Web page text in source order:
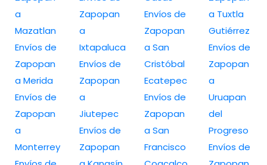
a
Mazatlan
Envíos de
Zapopan
a Merida
Envíos de
Zapopan
a
Monterrey
Zapopan
a
Ixtapaluca
Envíos de
Zapopan
a
Jiutepec
Envíos de
Zapopan
Envíos de
Zapopan
a San
Cristóbal
Ecatepec
Envíos de
Zapopan
a San
Francisco
a Tuxtla
Gutiérrez
Envíos de
Zapopan
a
Uruapan
del
Progreso
Envíos de